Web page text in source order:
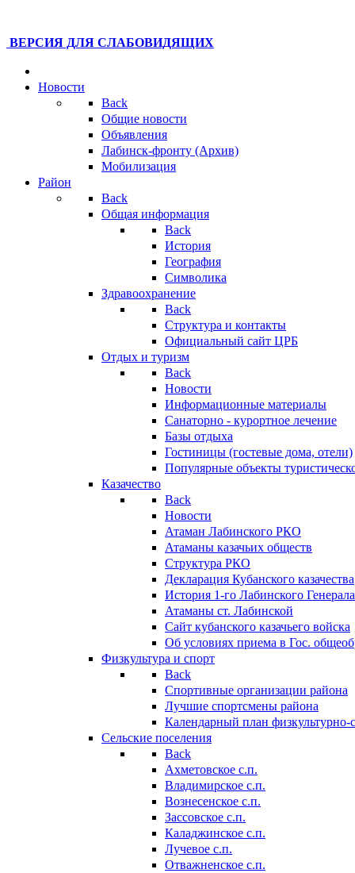
ВЕРСИЯ ДЛЯ СЛАБОВИДЯЩИХ
Новости
Back
Общие новости
Объявления
Лабинск-фронту (Архив)
Мобилизация
Район
Back
Общая информация
Back
История
География
Символика
Здравоохранение
Back
Структура и контакты
Официальный сайт ЦРБ
Отдых и туризм
Back
Новости
Информационные материалы
Санаторно - курортное лечение
Базы отдыха
Гостиницы (гостевые дома, отели)
Популярные объекты
Казачество
Back
Новости
Атаман Лабинского РКО
Атаманы казачьих обществ
Структура РКО
Декларация Кубанского казачества
История 1-го Лабинского
Атаманы ст. Лабинской
Cайт кубанского казачьего войска
Об условиях приема в Гос.
Физкультура и спорт
Back
Спортивные организации района
Лучшие спортсмены района
Календарный план
Сельские поселения
Back
Ахметовское с.п.
Владимирское с.п.
Вознесенское с.п.
Зассовское с.п.
Каладжинское с.п.
Лучевое с.п.
Отважненское с.п.